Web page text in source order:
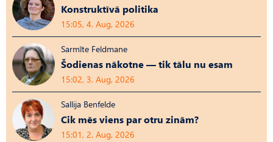
Konstruktīvā politika
15:05, 4. Aug, 2026
Sarmīte Feldmane
Šodienas nākotne — tik tālu nu esam
15:02, 3. Aug, 2026
Sallija Benfelde
Cik mēs viens par otru zinām?
15:01, 2. Aug, 2026